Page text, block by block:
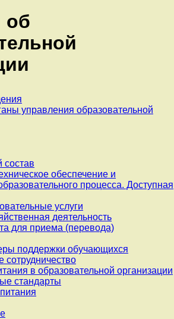
об
управления образовательной
состав
обеспечение и
процесса. Доступная
услуги
деятельность
для приема (перевода)
поддержки обучающихся
в образовательной организации
стандарты